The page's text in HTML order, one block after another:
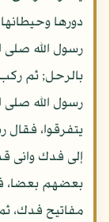
دورها
رسول الله صلى
بالرحل; ثم
رسول الله صلى
يتفرقوا، فقال
إلى فدك وانى
بعضهم بعضا،
مفاتيح فدك،